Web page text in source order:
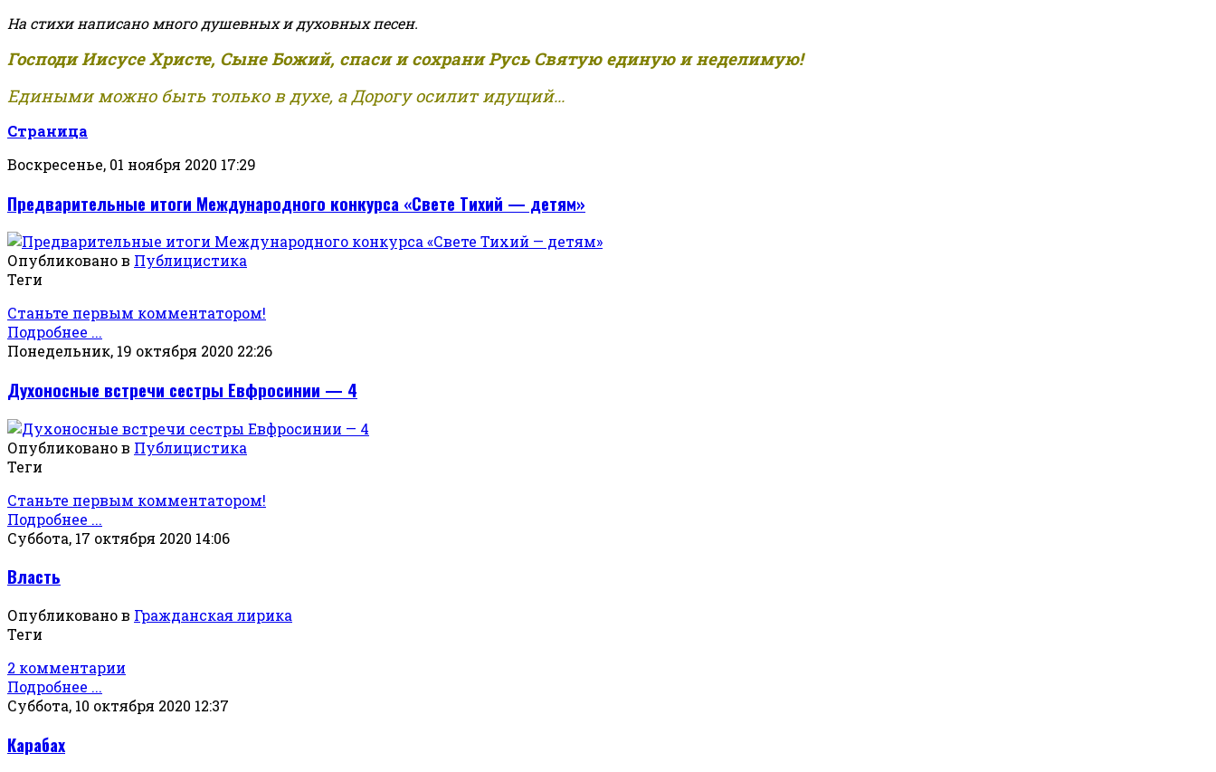
На стихи написано много душевных и духовных песен.
Господи Иисусе Христе, Сыне Божий, спаси и сохрани Русь Святую единую и неделимую!
Едиными можно быть только в духе, а Дорогу осилит идущий...
Страница
Воскресенье, 01 ноября 2020 17:29
Предварительные итоги Международного конкурса «Свете Тихий — детям»
Опубликовано в Публицистика
Теги
Станьте первым комментатором!
Подробнее ...
Понедельник, 19 октября 2020 22:26
Духоносные встречи сестры Евфросинии — 4
Опубликовано в Публицистика
Теги
Станьте первым комментатором!
Подробнее ...
Суббота, 17 октября 2020 14:06
Власть
Опубликовано в Гражданская лирика
Теги
2 комментарии
Подробнее ...
Суббота, 10 октября 2020 12:37
Карабах